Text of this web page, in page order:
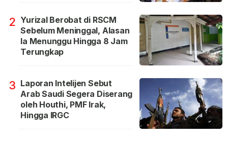
2 Yurizal Berobat di RSCM
Sebelum Meninggal, Alasan
Ia Menunggu Hingga 8 Jam
Terungkap
3 Laporan Intelijen Sebut
Arab Saudi Segera Diserang
oleh Houthi, PMF Irak,
Hingga IRGC